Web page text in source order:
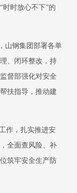
“时时放心不下”的
山钢集团部署各单
、闭环整改，持
督部强化对安全
扶指导，推动建
作，扎实推进安
全面查风险、补
筑牢安全生产防